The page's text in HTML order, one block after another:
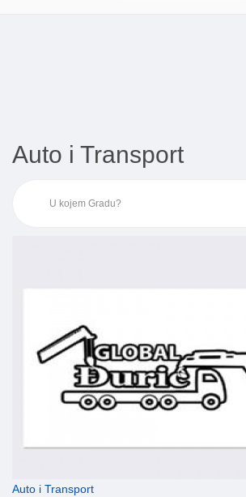
Auto i Transport
Auto i Transport